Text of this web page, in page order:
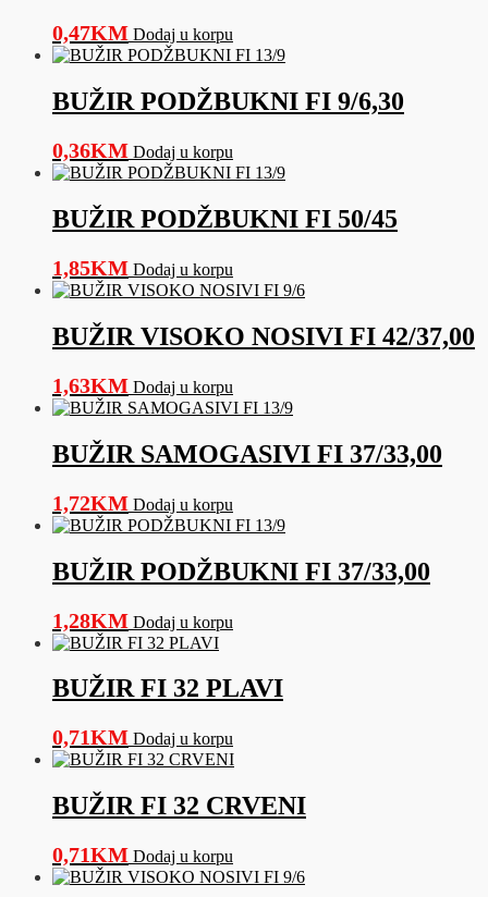
0,47KM Dodaj u korpu
BUŽIR PODŽBUKNI FI 9/6,30
0,36KM Dodaj u korpu
BUŽIR PODŽBUKNI FI 50/45
1,85KM Dodaj u korpu
BUŽIR VISOKO NOSIVI FI 42/37,00
1,63KM Dodaj u korpu
BUŽIR SAMOGASIVI FI 37/33,00
1,72KM Dodaj u korpu
BUŽIR PODŽBUKNI FI 37/33,00
1,28KM Dodaj u korpu
BUŽIR FI 32 PLAVI
0,71KM Dodaj u korpu
BUŽIR FI 32 CRVENI
0,71KM Dodaj u korpu